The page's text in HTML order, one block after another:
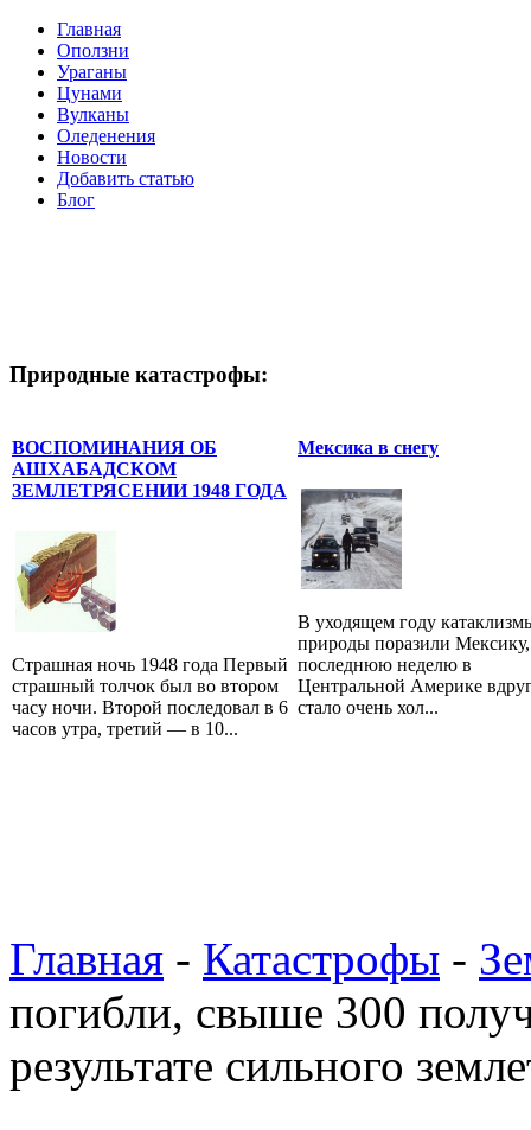
Главная
Оползни
Ураганы
Цунами
Вулканы
Оледенения
Новости
Добавить статью
Блог
Природные катастрофы:
ВОСПОМИНАНИЯ ОБ
АШХАБАДСКОМ
ЗЕМЛЕТРЯСЕНИИ 1948 ГОДА
Страшная ночь 1948 года Первый
страшный толчок был во втором
часу ночи. Второй последовал в 6
часов утра, третий — в 10...
Мексика в снегу
В уходящем году
природы поразили Мексику,
последнюю неделю в
Центральной Америке
стало очень хол...
Главная - Катастрофы -
погибли, свыше 300
результате сильного